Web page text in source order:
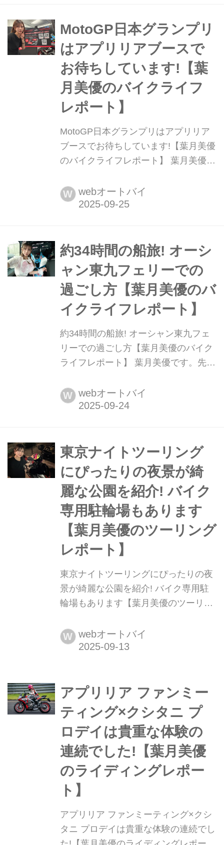
MotoGP日本グランプリ
はアプリリアブースで
お待ちしています!【葉
月美優のバイクライフ
レポート】
MotoGP日本グランプリはアプリリア
ブースでお待ちしています!【葉月美優
のバイクライフレポート】 葉月美優で
リ!! いや〜、待ちに待って超絶楽しみ
にしていました!!!!
W webオートバイ
約34時間の船旅! オーシ
ャン東九フェリーでの
過ごし方【葉月美優のバ
イクライフレポート】
約34時間の船旅! オーシャン東九フェ
リーでの過ごし方【葉月美優のバイク
ライフレポート】 葉月美優です。先
のレースアンバサダー活動は残り2回
となりました。最近メカニックさんと
ってきました。残り2戦で、メカニッ
クさんのカッコよさを目に焼き付けよ
うと思います!
W webオートバイ
東京ナイトツーリング
にぴったりの夜景が綺
麗な公園を紹介! バイク
専用駐輪場もあります
【葉月美優のツーリング
レポート】
東京ナイトツーリングにぴったりの夜
景が綺麗な公園を紹介! バイク専用駐
輪場もあります【葉月美優のツーリン
『オートバイ』10月号に出演していま
す。ドゥカティのパニガーレV2 Sに乗
ティの入門に向いているおすすめのバ
イクです。ぜひご覧ください。
W webオートバイ
アプリリア ファンミー
ティング×クシタニ プ
ロデイは貴重な体験の
連続でした!【葉月美優
のライディングレポー
ト】
アプリリア ファンミーティング×クシ
タニ プロデイは貴重な体験の連続でし